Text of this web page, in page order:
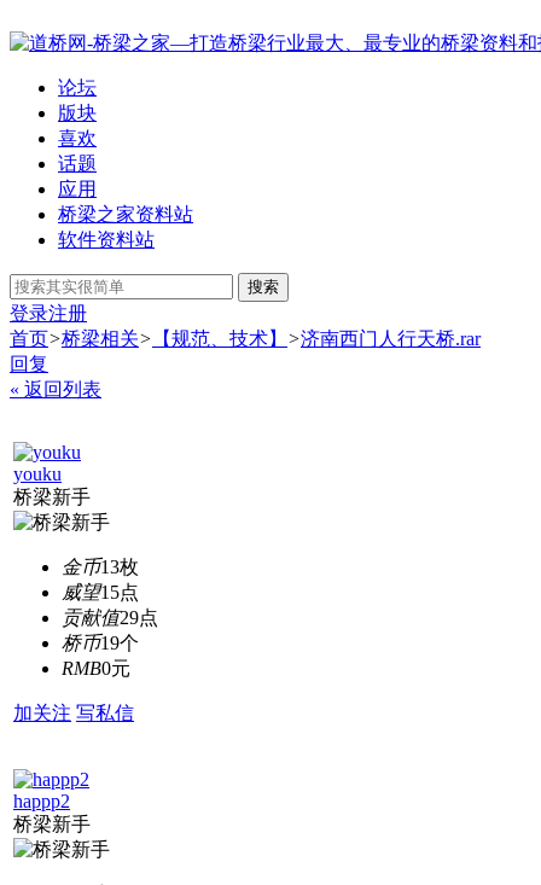
论坛
版块
喜欢
话题
应用
桥梁之家资料站
软件资料站
搜索
登录注册
首页>桥梁相关> 【规范、技术】 >济南西门人行天桥.rar
回复
« 返回列表
youku
桥梁新手
金币13枚
威望15点
贡献值29点
桥币19个
RMB0元
加关注 写私信
happp2
桥梁新手